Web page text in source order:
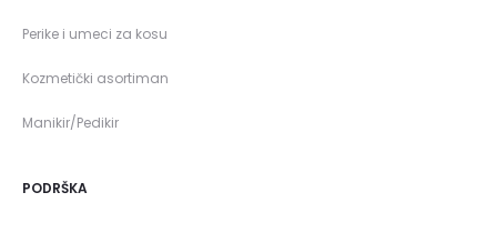
Perike i umeci za kosu
Kozmetički asortiman
Manikir/Pedikir
PODRŠKA